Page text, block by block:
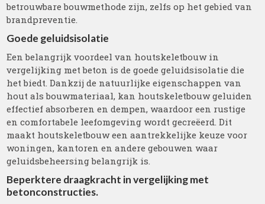
betrouwbare bouwmethode zijn, zelfs op het gebied van
brandpreventie.
Goede geluidsisolatie
Een belangrijk voordeel van houtskeletbouw in
vergelijking met beton is de goede geluidsisolatie die
het biedt. Dankzij de natuurlijke eigenschappen van
hout als bouwmateriaal, kan houtskeletbouw geluiden
effectief absorberen en dempen, waardoor een rustige
en comfortabele leefomgeving wordt gecreëerd. Dit
maakt houtskeletbouw een aantrekkelijke keuze voor
woningen, kantoren en andere gebouwen waar
geluidsbeheersing belangrijk is.
Beperktere draagkracht in vergelijking met
betonconstructies.